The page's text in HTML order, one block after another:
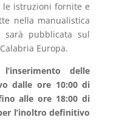
le istruzioni fornite e
nella manualistica
sarà pubblicata sul
Europa.
delle
dalle ore 10:00 di
alle ore 18:00 di
l’inoltro definitivo